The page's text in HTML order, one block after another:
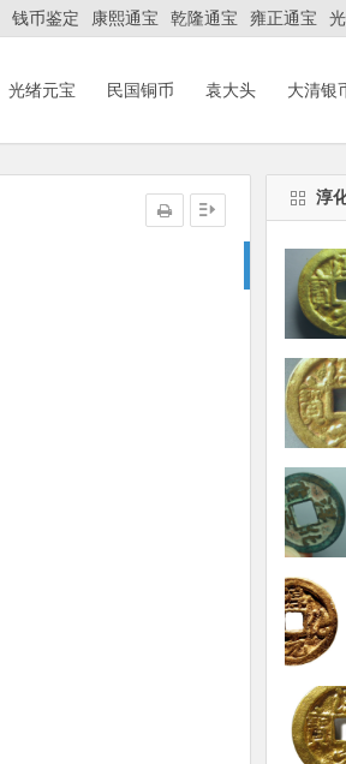
钱币鉴定 康熙通宝 乾隆通宝 雍正通宝
光绪元宝 民国铜币 袁大头 大清银
淳